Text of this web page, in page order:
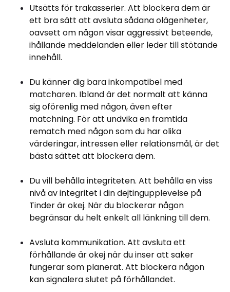
Utsätts för trakasserier. Att blockera dem är
ett bra sätt att avsluta sådana olägenheter,
oavsett om någon visar aggressivt beteende,
ihållande meddelanden eller leder till stötande
innehåll.
Du känner dig bara inkompatibel med
matcharen. Ibland är det normalt att känna
sig oförenlig med någon, även efter
matchning. För att undvika en framtida
rematch med någon som du har olika
värderingar, intressen eller relationsmål, är det
bästa sättet att blockera dem.
Du vill behålla integriteten. Att behålla en viss
nivå av integritet i din dejtingupplevelse på
Tinder är okej. När du blockerar någon
begränsar du helt enkelt all länkning till dem.
Avsluta kommunikation. Att avsluta ett
förhållande är okej när du inser att saker
fungerar som planerat. Att blockera någon
kan signalera slutet på förhållandet.